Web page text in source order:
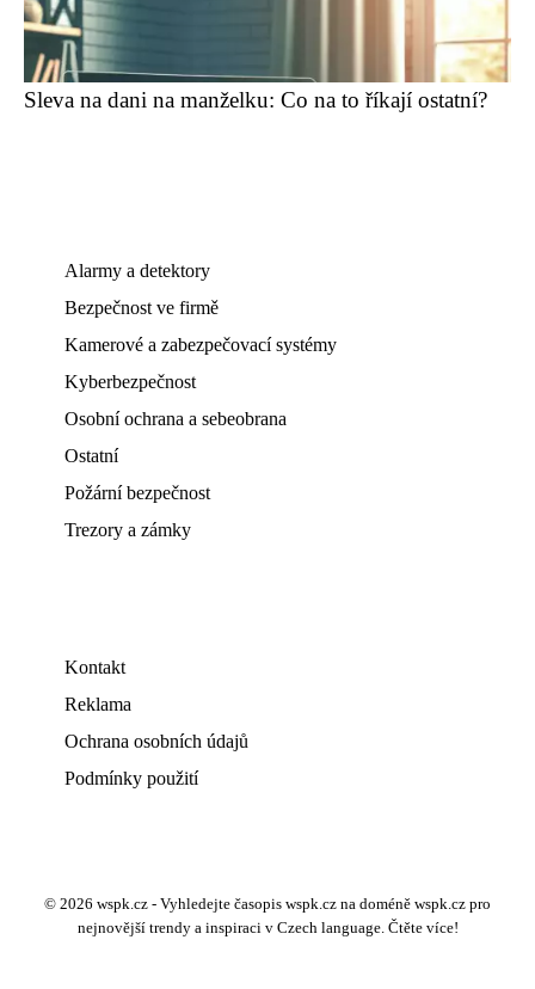
Sleva na dani na manželku: Co na to říkají ostatní?
Alarmy a detektory
Bezpečnost ve firmě
Kamerové a zabezpečovací systémy
Kyberbezpečnost
Osobní ochrana a sebeobrana
Ostatní
Požární bezpečnost
Trezory a zámky
Kontakt
Reklama
Ochrana osobních údajů
Podmínky použití
© 2026 wspk.cz - Vyhledejte časopis wspk.cz na doméně wspk.cz pro
nejnovější trendy a inspiraci v Czech language. Čtěte více!